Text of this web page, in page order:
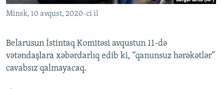
Minsk, 10 avqust, 2020-ci il
Belarusun İstintaq Komitəsi avqustun 11-də
vətəndaşlara xəbərdarlıq edib ki, “qanunsuz hərəkətlər”
cavabsız qalmayacaq.